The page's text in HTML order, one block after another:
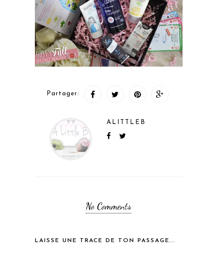
Partager:
ALITTLEB
No Comments
LAISSE UNE TRACE DE TON PASSAGE...